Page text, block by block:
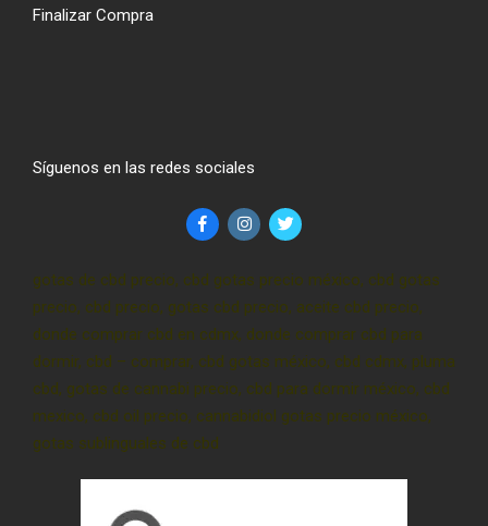
Finalizar Compra
Síguenos en las redes sociales
gotas de cbd precio, cbd gotas precio méxico, cbd gotas
precio, cbd precio, gotas cbd precio, aceite cbd precio,
donde comprar cbd en cdmx, donde comprar cbd para
dormir, cbd – comprar, cbd gotas méxico, cbd cdmx, pluma
cbd, gotas de cannabi precio, cbd para dormir méxico, cbd
mexico, cbd oil precio, cannabidiol gotas precio méxico,
gotas sublinguales de cbd